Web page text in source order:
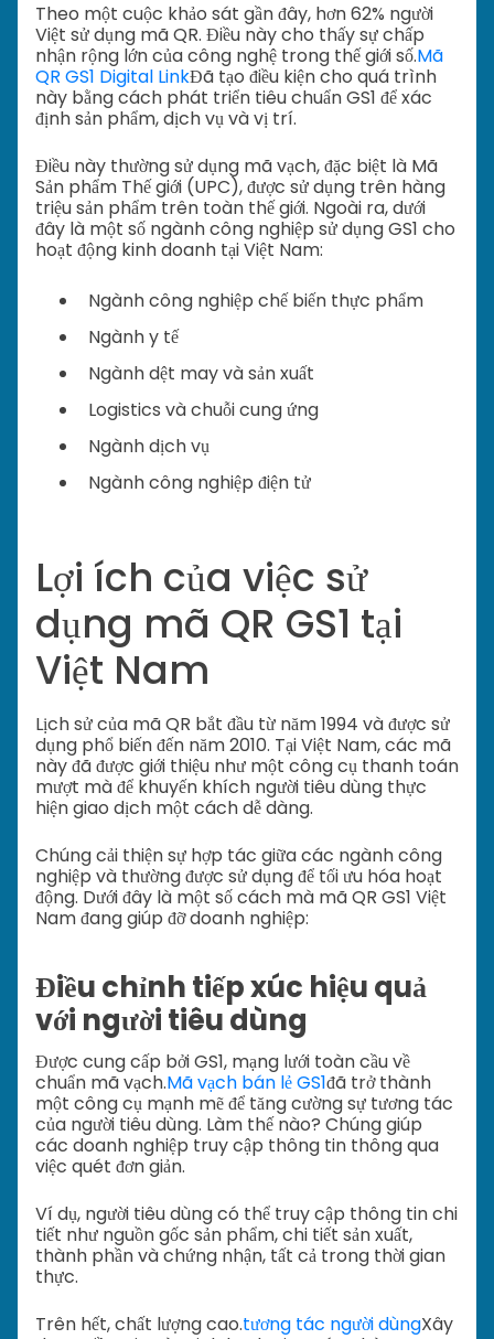
Theo một cuộc khảo sát gần đây, hơn 62% người
Việt sử dụng mã QR. Điều này cho thấy sự chấp
nhận rộng lớn của công nghệ trong thế giới số.Mã
QR GS1 Digital LinkĐã tạo điều kiện cho quá trình
này bằng cách phát triển tiêu chuẩn GS1 để xác
định sản phẩm, dịch vụ và vị trí.
Điều này thường sử dụng mã vạch, đặc biệt là Mã
Sản phẩm Thế giới (UPC), được sử dụng trên hàng
triệu sản phẩm trên toàn thế giới. Ngoài ra, dưới
đây là một số ngành công nghiệp sử dụng GS1 cho
hoạt động kinh doanh tại Việt Nam:
Ngành công nghiệp chế biến thực phẩm
Ngành y tế
Ngành dệt may và sản xuất
Logistics và chuỗi cung ứng
Ngành dịch vụ
Ngành công nghiệp điện tử
Lợi ích của việc sử
dụng mã QR GS1 tại
Việt Nam
Lịch sử của mã QR bắt đầu từ năm 1994 và được sử
dụng phổ biến đến năm 2010. Tại Việt Nam, các mã
này đã được giới thiệu như một công cụ thanh toán
mượt mà để khuyến khích người tiêu dùng thực
hiện giao dịch một cách dễ dàng.
Chúng cải thiện sự hợp tác giữa các ngành công
nghiệp và thường được sử dụng để tối ưu hóa hoạt
động. Dưới đây là một số cách mà mã QR GS1 Việt
Nam đang giúp đỡ doanh nghiệp:
Điều chỉnh tiếp xúc hiệu quả
với người tiêu dùng
Được cung cấp bởi GS1, mạng lưới toàn cầu về
chuẩn mã vạch.Mã vạch bán lẻ GS1đã trở thành
một công cụ mạnh mẽ để tăng cường sự tương tác
của người tiêu dùng. Làm thế nào? Chúng giúp
các doanh nghiệp truy cập thông tin thông qua
việc quét đơn giản.
Ví dụ, người tiêu dùng có thể truy cập thông tin chi
tiết như nguồn gốc sản phẩm, chi tiết sản xuất,
thành phần và chứng nhận, tất cả trong thời gian
thực.
Trên hết, chất lượng cao.tương tác người dùngXây